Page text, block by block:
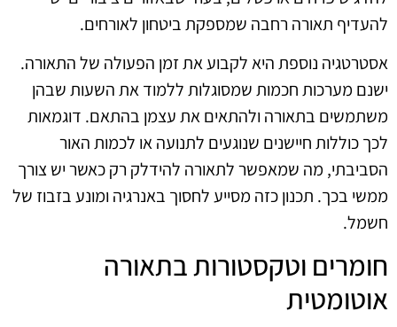
להעדיף תאורה רחבה שמספקת ביטחון לאורחים.
אסטרטגיה נוספת היא לקבוע את זמן הפעולה של התאורה.
ישנם מערכות חכמות שמסוגלות ללמוד את השעות שבהן
משתמשים בתאורה ולהתאים את עצמן בהתאם. דוגמאות
לכך כוללות חיישנים שנוגעים לתנועה או לכמות האור
הסביבתי, מה שמאפשר לתאורה להידלק רק כאשר יש צורך
ממשי בכך. תכנון כזה מסייע לחסוך באנרגיה ומונע בזבוז של
חשמל.
חומרים וטקסטורות בתאורה
אוטומטית